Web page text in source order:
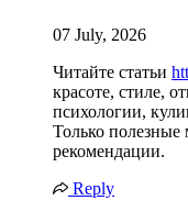
07 July, 2026
Читайте статьи
красоте, стиле,
психологии,
Только полезные
рекомендации.
Reply